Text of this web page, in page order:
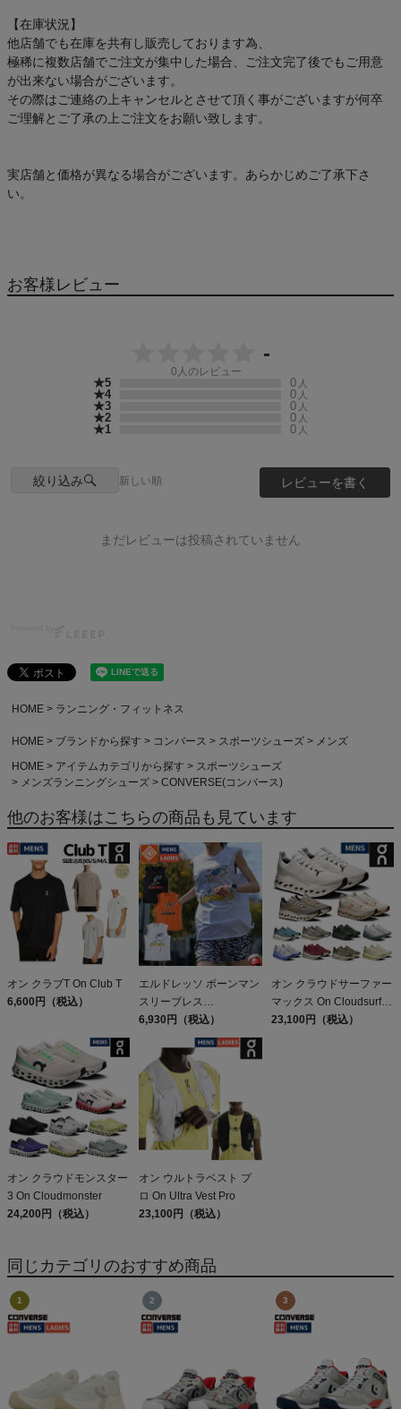
【在庫状況】
他店舗でも在庫を共有し販売しております為、
極稀に複数店舗でご注文が集中した場合、ご注文完了後でもご用意
が出来ない場合がございます。
その際はご連絡の上キャンセルとさせて頂く事がございますが何卒
ご理解とご了承の上ご注文をお願い致します。
実店舗と価格が異なる場合がございます。あらかじめご了承下さ
い。
お客様レビュー
-
0 人のレビュー
★5 0 人
★4 0 人
★3 0 人
★2 0 人
★1 0 人
絞り込み 新しい順 レビューを書く
まだレビューは投稿されていません
HOME ランニング・フィットネス
HOME ブランドから探す コンバース スポーツシューズ
メンズ
HOME
アイテムカテゴリから探す
スポーツシューズ
メンズランニングシューズ
CONVERSE(コンバース)
他のお客様はこちらの商品も見ています
オン クラブT On Club T
6,600円（税込）
エルドレッソ ボーンマン
スリーブレス
ELDORESO Boneman
6,930円（税込）
オン クラウドサーファー
マックス On Cloudsurfer
Max
23,100円（税込）
オン クラウドモンスター
3 On Cloudmonster
24,200円（税込）
オン ウルトラベスト プ
ロ On Ultra Vest Pro
23,100円（税込）
同じカテゴリのおすすめ商品